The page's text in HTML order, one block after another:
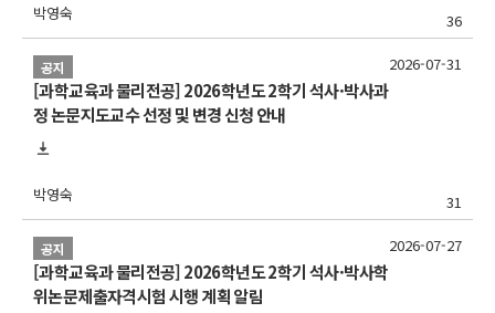
박영숙 36
공지
[과학교육과 물리전공] 2026학년도 2학기 석사·박사과
정 논문지도교수 선정 및 변경 신청 안내
박영숙 31
2026-07-31
공지
[과학교육과 물리전공] 2026학년도 2학기 석사·박사학
위논문제출자격시험 시행 계획 알림
2026-07-27